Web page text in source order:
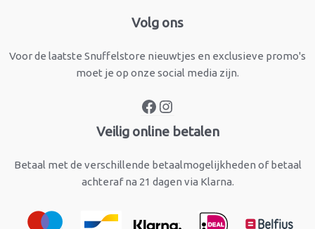
Volg ons
Voor de laatste Snuffelstore nieuwtjes en exclusieve promo's
moet je op onze social media zijn.
Facebook
Veilig online betalen
Betaal met de verschillende betaalmogelijkheden of betaal
achteraf na 21 dagen via Klarna.